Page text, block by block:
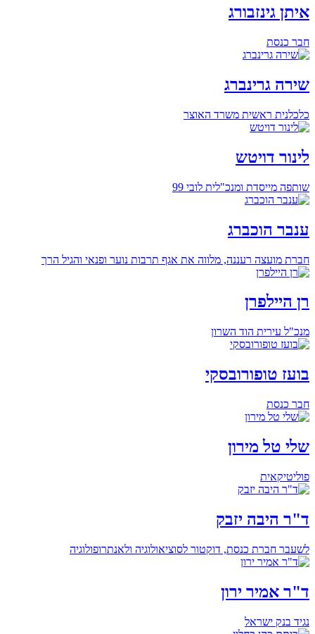
איתן גינזבורג
חבר כנסת
שירה גרינברג
כלכלנית ראשית משרד האוצר
לינור דויטש
שותפה מייסדת ומנכ"לית לובי 99
ענבר הוכברג
חברת מועצה רעננה, מלווה את אגף תרבות נוער ופנאי והגיל הרך
רן היילפרן
מנכ"ל עירית הוד השרון
בועז טופורובסקי
חבר כנסת
שלי טל מירון
פוליטיקאית
ד"ר היבה יזבק
לשעבר חברת כנסת, דוקטור לסוציאולוגיה ולאנתרופולוגיה
ד"ר אמיר ירון
נגיד בנק ישראל